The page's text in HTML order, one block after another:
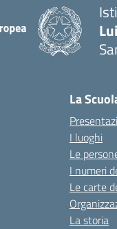
La
I luoghi
Le
I numeri
Le carte
La storia